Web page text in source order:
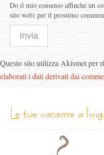
Do il mio consenso affinché un
sito web) per il prossimo
Questo sito utilizza Akismet per
elaborati i dati derivati dai
le tue vacanze a